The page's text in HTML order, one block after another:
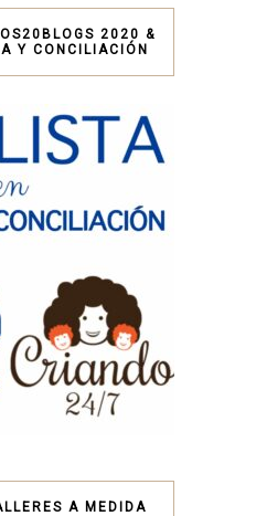
2020 &
Y CONCILIACIÓN
A MEDIDA